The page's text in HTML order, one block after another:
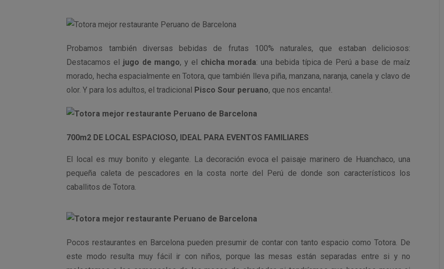
Probamos también diversas bebidas de frutas 100% naturales, que estaban deliciosos:
Destacamos el jugo de mango, y el chicha morada: una bebida típica de Perú a base de maíz
morado, hecha espacialmente en Totora, que también lleva piña, manzana, naranja, canela y clavo de
olor. Y para los adultos, el tradicional Pisco Sour peruano, que nos encanta!.
700m2 DE LOCAL ESPACIOSO, IDEAL PARA EVENTOS FAMILIARES
El local es muy bonito y elegante. La decoración evoca el paisaje marinero de Huanchaco, una
pequeña caleta de pescadores en la costa norte del Perú de donde son característicos los
caballitos de Totora.
Pocos restaurantes en Barcelona pueden presumir de contar con tanto espacio como Totora. De
este modo resulta muy fácil ir con niños, porque las mesas están separadas entre si y no